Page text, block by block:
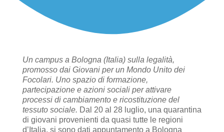
Un campus a Bologna (Italia) sulla legalità,
promosso dai Giovani per un Mondo Unito dei
Focolari. Uno spazio di formazione,
partecipazione e azioni sociali per attivare
processi di cambiamento e ricostituzione del
tessuto sociale. Dal 20 al 28 luglio, una quarantina
di giovani provenienti da quasi tutte le regioni
d’Italia, si sono dati appuntamento a Bologna